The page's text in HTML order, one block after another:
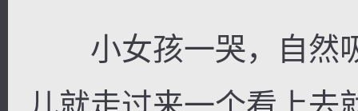
小女孩一哭，自然